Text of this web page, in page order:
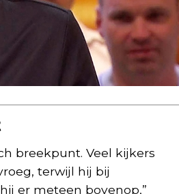
breekpunt. Veel kijkers
terwijl hij bij
er meteen bovenop,”